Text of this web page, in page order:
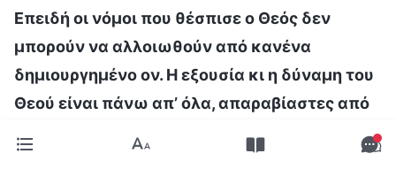
Επειδή οι νόμοι που θέσπισε ο Θεός δεν
μπορούν να αλλοιωθούν από κανένα
δημιουργημένο ον. Η εξουσία κι η δύναμη του
Θεού είναι πάνω απ’ όλα, απαραβίαστες από
υπερεκτιμούν τις ικανότητές τους. Τι είναι